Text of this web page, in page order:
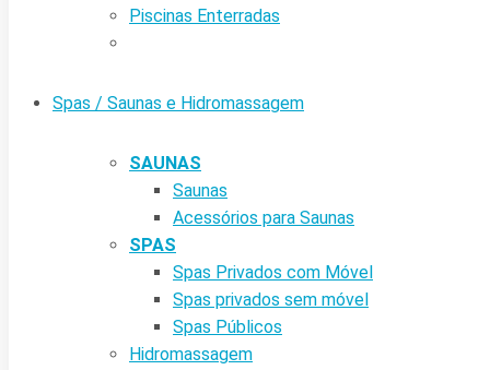
Piscinas Enterradas
Spas / Saunas e Hidromassagem
SAUNAS
Saunas
Acessórios para Saunas
SPAS
Spas Privados com Móvel
Spas privados sem móvel
Spas Públicos
Hidromassagem